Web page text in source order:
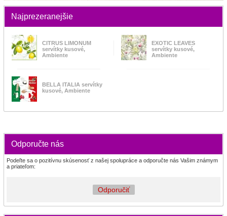
Najprezeranejšie
CITRUS LIMONUM
servítky kusové,
Ambiente
EXOTIC LEAVES
servítky kusové,
Ambiente
BELLA ITALIA servítky
kusové, Ambiente
Odporučte nás
Podeľte sa o pozitívnu skúsenosť z našej spolupráce a odporučte nás Vašim známym
a priateľom:
Odporučiť